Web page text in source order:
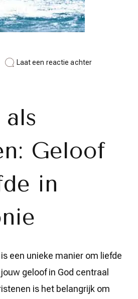
Laat een reactie achterop
Geloof
in
een unieke manier om liefde
geloof in God centraal
is het belangrijk om